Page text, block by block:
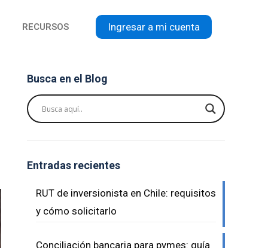
RECURSOS Ingresar a mi cuenta
Busca en el Blog
Entradas recientes
RUT de inversionista en Chile: requisitos
y cómo solicitarlo
Conciliación bancaria para pymes: guía